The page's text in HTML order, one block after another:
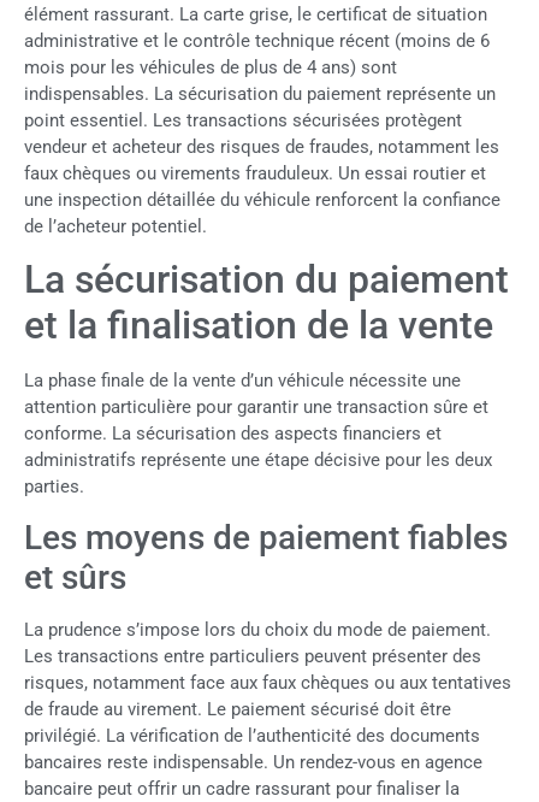
élément rassurant. La carte grise, le certificat de situation
administrative et le contrôle technique récent (moins de 6
mois pour les véhicules de plus de 4 ans) sont
indispensables. La sécurisation du paiement représente un
point essentiel. Les transactions sécurisées protègent
vendeur et acheteur des risques de fraudes, notamment les
faux chèques ou virements frauduleux. Un essai routier et
une inspection détaillée du véhicule renforcent la confiance
de l’acheteur potentiel.
La sécurisation du paiement
et la finalisation de la vente
La phase finale de la vente d’un véhicule nécessite une
attention particulière pour garantir une transaction sûre et
conforme. La sécurisation des aspects financiers et
administratifs représente une étape décisive pour les deux
parties.
Les moyens de paiement fiables
et sûrs
La prudence s’impose lors du choix du mode de paiement.
Les transactions entre particuliers peuvent présenter des
risques, notamment face aux faux chèques ou aux tentatives
de fraude au virement. Le paiement sécurisé doit être
privilégié. La vérification de l’authenticité des documents
bancaires reste indispensable. Un rendez-vous en agence
bancaire peut offrir un cadre rassurant pour finaliser la